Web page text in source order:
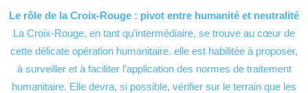
Le rôle de la Croix-Rouge : pivot entre humanité et neutralité
La Croix-Rouge, en tant qu’intermédiaire, se trouve au cœur de
cette délicate opération humanitaire. elle est habilitée à proposer,
à surveiller et à faciliter l’application des normes de traitement
humanitaire. Elle devra, si possible, vérifier sur le terrain que les